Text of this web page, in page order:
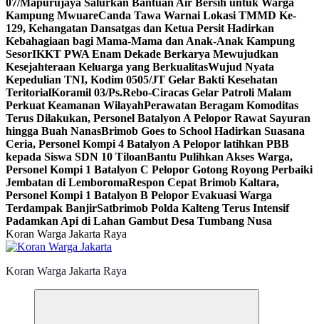
07/Mapurujaya Salurkan Bantuan Air Bersih untuk Warga
Kampung MwuareCanda Tawa Warnai Lokasi TMMD Ke-
129, Kehangatan Dansatgas dan Ketua Persit Hadirkan
Kebahagiaan bagi Mama-Mama dan Anak-Anak Kampung
SesorIKKT PWA Enam Dekade Berkarya Mewujudkan
Kesejahteraan Keluarga yang BerkualitasWujud Nyata
Kepedulian TNI, Kodim 0505/JT Gelar Bakti Kesehatan
TeritorialKoramil 03/Ps.Rebo-Ciracas Gelar Patroli Malam
Perkuat Keamanan WilayahPerawatan Beragam Komoditas
Terus Dilakukan, Personel Batalyon A Pelopor Rawat Sayuran
hingga Buah NanasBrimob Goes to School Hadirkan Suasana
Ceria, Personel Kompi 4 Batalyon A Pelopor latihkan PBB
kepada Siswa SDN 10 TiloanBantu Pulihkan Akses Warga,
Personel Kompi 1 Batalyon C Pelopor Gotong Royong Perbaiki
Jembatan di LemboromaRespon Cepat Brimob Kaltara,
Personel Kompi 1 Batalyon B Pelopor Evakuasi Warga
Terdampak BanjirSatbrimob Polda Kalteng Terus Intensif
Padamkan Api di Lahan Gambut Desa Tumbang Nusa
Koran Warga Jakarta Raya
Koran Warga Jakarta Raya